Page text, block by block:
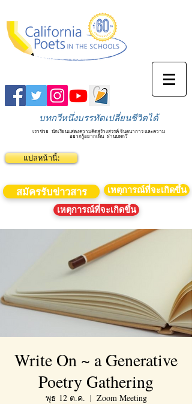
บทกวีหนึ่งบรรทัดเปลี่ยนชีวิตได้
เราช่วย นักเรียนแสดงความคิดสร้างสรรค์ จินตนาการ และความ
อยากรู้อยากเห็น ผ่านบทกวี
แปลหน้านี้:
สมัครรับข่าวสาร
เหตุการณ์ที่จะเกิดขึ้น
เหตุการณ์ที่จะเกิดขึ้น
Write On ~ a Generative
Poetry Gathering
พุธ 12 ต.ค.
  |
Zoom Meeting